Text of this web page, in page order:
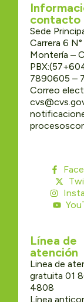
contacto
Sede
Carrera 6
Montería –
7890605 –
Correo
Línea de
atención
Linea de
gratuita 01
4808
Línea